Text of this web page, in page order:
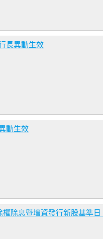
長異動生效
動生效
除息暨增資發行新股基準日